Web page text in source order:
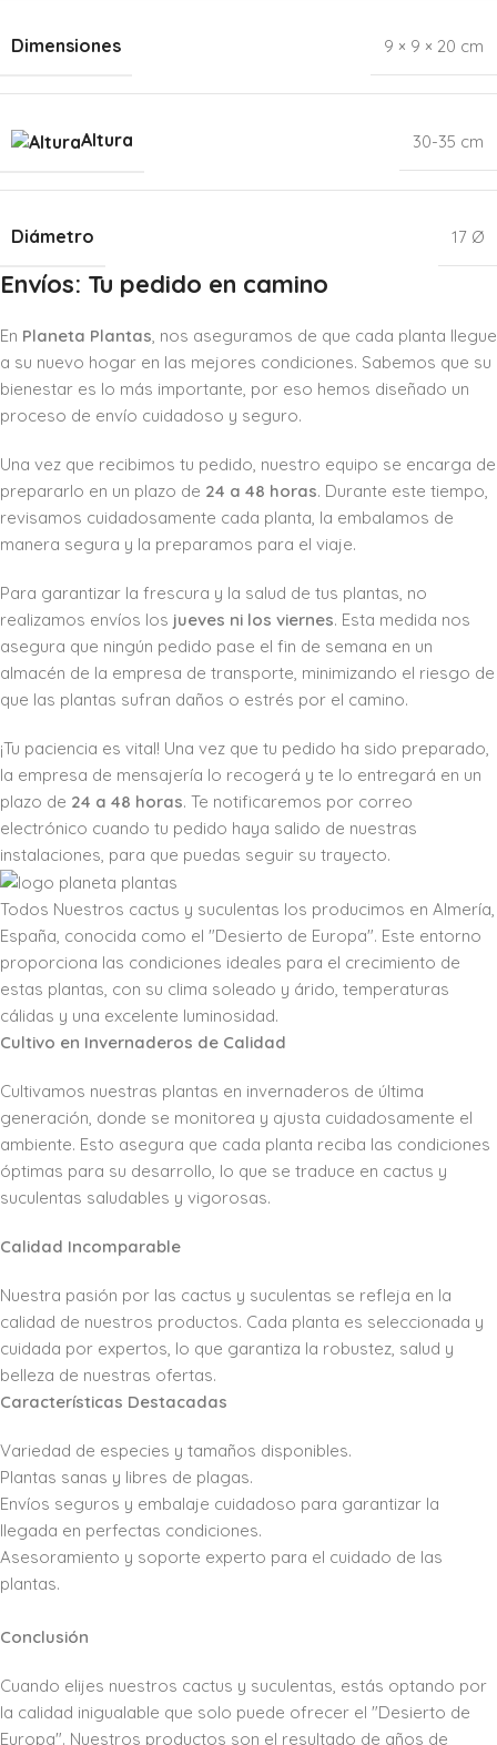
Dimensiones 9 × 9 × 20 cm
Altura 30-35 cm
Diámetro 17 Ø
Envíos: Tu pedido en camino
En Planeta Plantas, nos aseguramos de que cada planta llegue
a su nuevo hogar en las mejores condiciones. Sabemos que su
bienestar es lo más importante, por eso hemos diseñado un
proceso de envío cuidadoso y seguro.
Una vez que recibimos tu pedido, nuestro equipo se encarga de
prepararlo en un plazo de 24 a 48 horas. Durante este tiempo,
revisamos cuidadosamente cada planta, la embalamos de
manera segura y la preparamos para el viaje.
Para garantizar la frescura y la salud de tus plantas, no
realizamos envíos los jueves ni los viernes. Esta medida nos
asegura que ningún pedido pase el fin de semana en un
almacén de la empresa de transporte, minimizando el riesgo de
que las plantas sufran daños o estrés por el camino.
¡Tu paciencia es vital! Una vez que tu pedido ha sido preparado,
la empresa de mensajería lo recogerá y te lo entregará en un
plazo de 24 a 48 horas. Te notificaremos por correo
electrónico cuando tu pedido haya salido de nuestras
instalaciones, para que puedas seguir su trayecto.
Todos Nuestros cactus y suculentas los producimos en Almería,
España, conocida como el "Desierto de Europa". Este entorno
proporciona las condiciones ideales para el crecimiento de
estas plantas, con su clima soleado y árido, temperaturas
cálidas y una excelente luminosidad.
Cultivo en Invernaderos de Calidad
Cultivamos nuestras plantas en invernaderos de última
generación, donde se monitorea y ajusta cuidadosamente el
ambiente. Esto asegura que cada planta reciba las condiciones
óptimas para su desarrollo, lo que se traduce en cactus y
suculentas saludables y vigorosas.
Calidad Incomparable
Nuestra pasión por las cactus y suculentas se refleja en la
calidad de nuestros productos. Cada planta es seleccionada y
cuidada por expertos, lo que garantiza la robustez, salud y
belleza de nuestras ofertas.
Características Destacadas
Variedad de especies y tamaños disponibles.
Plantas sanas y libres de plagas.
Envíos seguros y embalaje cuidadoso para garantizar la
llegada en perfectas condiciones.
Asesoramiento y soporte experto para el cuidado de las
plantas.
Conclusión
Cuando elijes nuestros cactus y suculentas, estás optando por
la calidad inigualable que solo puede ofrecer el "Desierto de
Europa". Nuestros productos son el resultado de años de